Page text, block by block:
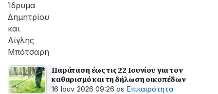
Ίδρυμα
Δημητρίου
και
Αίγλης
Μπότσαρη
Παράταση έως τις 22 Ιουνίου για τον
καθαρισμό και τη δήλωση οικοπέδων
16 Ιουν 2026 09:26 σε Επικαιρότητα